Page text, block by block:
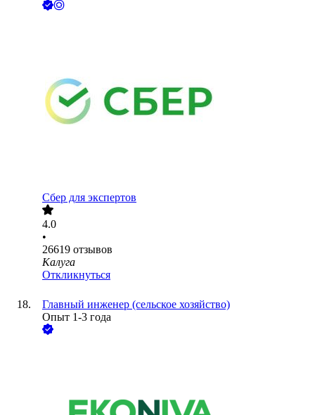
Сбер для экспертов
4.0
•
26619 отзывов
Калуга
Откликнуться
Главный инженер (сельское хозяйство)
Опыт 1-3 года